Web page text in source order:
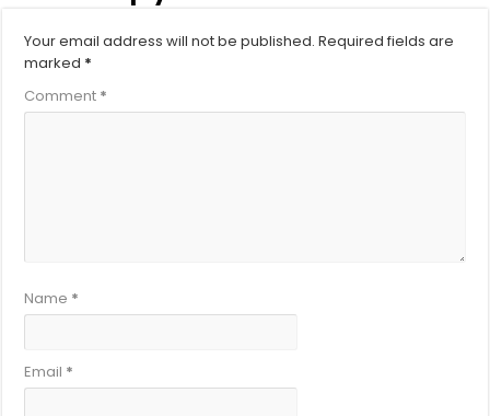
Your email address will not be published. Required fields are
marked *
Comment *
Name *
Email *